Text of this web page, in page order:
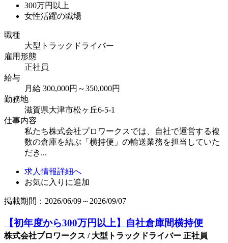
300万円以上
女性活躍の職場
職種
大型トラックドライバー
雇用形態
正社員
給与
月給 300,000円～350,000円
勤務地
滋賀県大津市松ヶ丘6-5-1
仕事内容
私たち株式会社プロワークスでは、自社で運営する複
数の倉庫を結ぶ「横持便」の輸送業務を担当していた
だき...
求人情報詳細へ
お気に入りに追加
掲載期間：2026/06/09～2026/09/07
【初年度から300万円以上】自社倉庫間横持便
株式会社プロワークス / 大型トラックドライバー 正社員